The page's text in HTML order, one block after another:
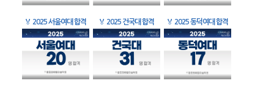
🏅 2025 서울여대 합격 🏅 2025 건국대 합격 🏅 2025 동덕여대 합격